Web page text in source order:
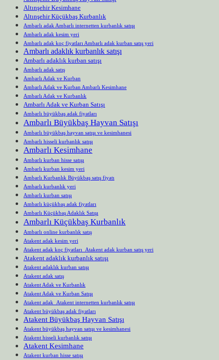
Altınşehir Kesimhane
Altınşehir Küçükbaş Kurbanlık
Ambarlı adak Ambarlı internetten kurbanlık satışı
Ambarlı adak kesim yeri
Ambarlı adak koç fiyatları Ambarlı adak kurban satış yeri
Ambarlı adaklık kurbanlık satışı
Ambarlı adaklık kurban satışı
Ambarlı adak satış
Ambarlı Adak ve Kurban
Ambarlı Adak ve Kurban Ambarlı Kesimhane
Ambarlı Adak ve Kurbanlık
Ambarlı Adak ve Kurban Satışı
Ambarlı büyükbaş adak fiyatları
Ambarlı Büyükbaş Hayvan Satışı
Ambarlı büyükbaş hayvan satışı ve kesimhanesi
Ambarlı hisseli kurbanlık satışı
Ambarlı Kesimhane
Ambarlı kurban hisse satışı
Ambarlı kurban kesim yeri
Ambarlı Kurbanlık Büyükbaş satış fiyatı
Ambarlı kurbanlık yeri
Ambarlı kurban satışı
Ambarlı küçükbaş adak fiyatları
Ambarlı Küçükbaş Adaklık Satışı
Ambarlı Küçükbaş Kurbanlık
Ambarlı online kurbanlık satış
Atakent adak kesim yeri
Atakent adak koç fiyatları Atakent adak kurban satış yeri
Atakent adaklık kurbanlık satışı
Atakent adaklık kurban satışı
Atakent adak satış
Atakent Adak ve Kurbanlık
Atakent Adak ve Kurban Satışı
Atakent adak Atakent internetten kurbanlık satışı
Atakent büyükbaş adak fiyatları
Atakent Büyükbaş Hayvan Satışı
Atakent büyükbaş hayvan satışı ve kesimhanesi
Atakent hisseli kurbanlık satışı
Atakent Kesimhane
Atakent kurban hisse satışı